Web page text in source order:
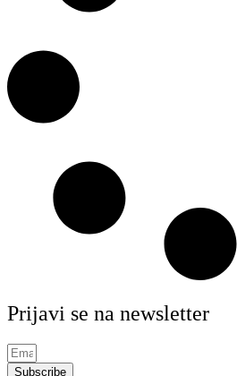
Prijavi se na newsletter
Subscribe